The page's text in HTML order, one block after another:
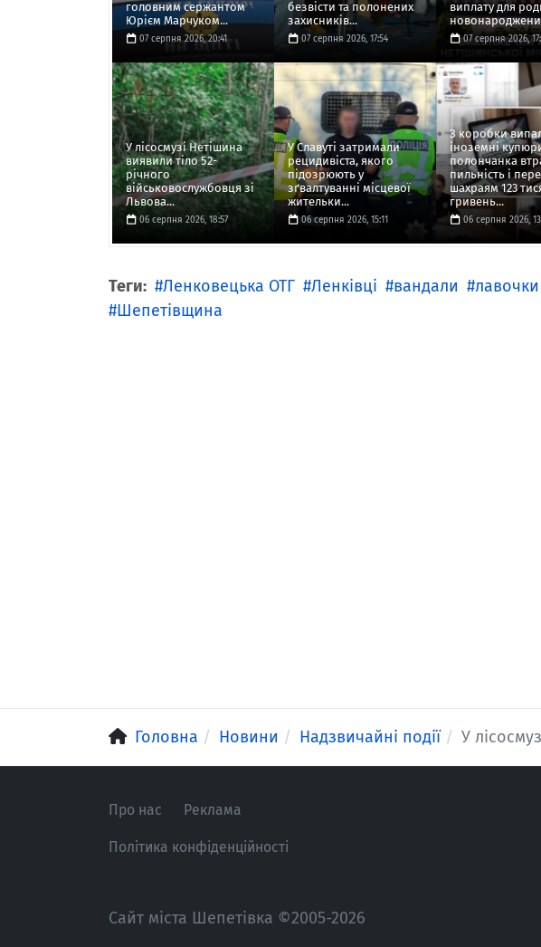
головним сержантом
Юрієм Марчуком...
07 серпня 2026, 20:41
безвісти та полонених
захисників...
07 серпня 2026, 17:54
виплату для
07 серпня 2026,
У лісосмузі Нетішина
виявили тіло 52-
річного
військовослужбовця зі
Львова...
06 серпня 2026, 18:57
У Славуті затримали
рецидивіста, якого
підозрюють у
зґвалтуванні місцевої
жительки...
06 серпня 2026, 15:11
З коробки
іноземні
полончанка
пильність і
шахраям 123
гривень...
06 серпня 2026,
Теги: Ленковецька ОТГ Ленківці вандали лавочки
Шепетівщина
Головна Новини Надзвичайні події У
Про нас Реклама
Політика конфіденційності
Сайт міста Шепетівка ©2005-2026